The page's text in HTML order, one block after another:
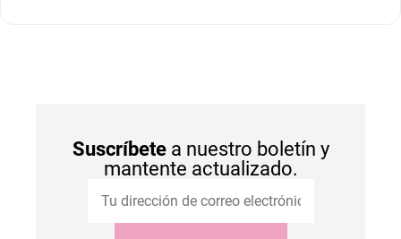
Suscríbetea nuestro boletín y
mantente actualizado.